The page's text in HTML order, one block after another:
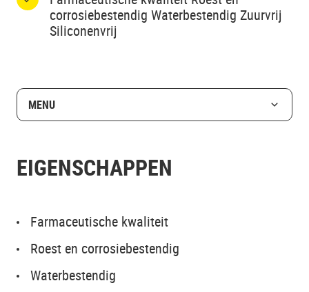
corrosiebestendig Waterbestendig Zuurvrij
Siliconenvrij
MENU
EIGENSCHAPPEN
Farmaceutische kwaliteit
Roest en corrosiebestendig
Waterbestendig